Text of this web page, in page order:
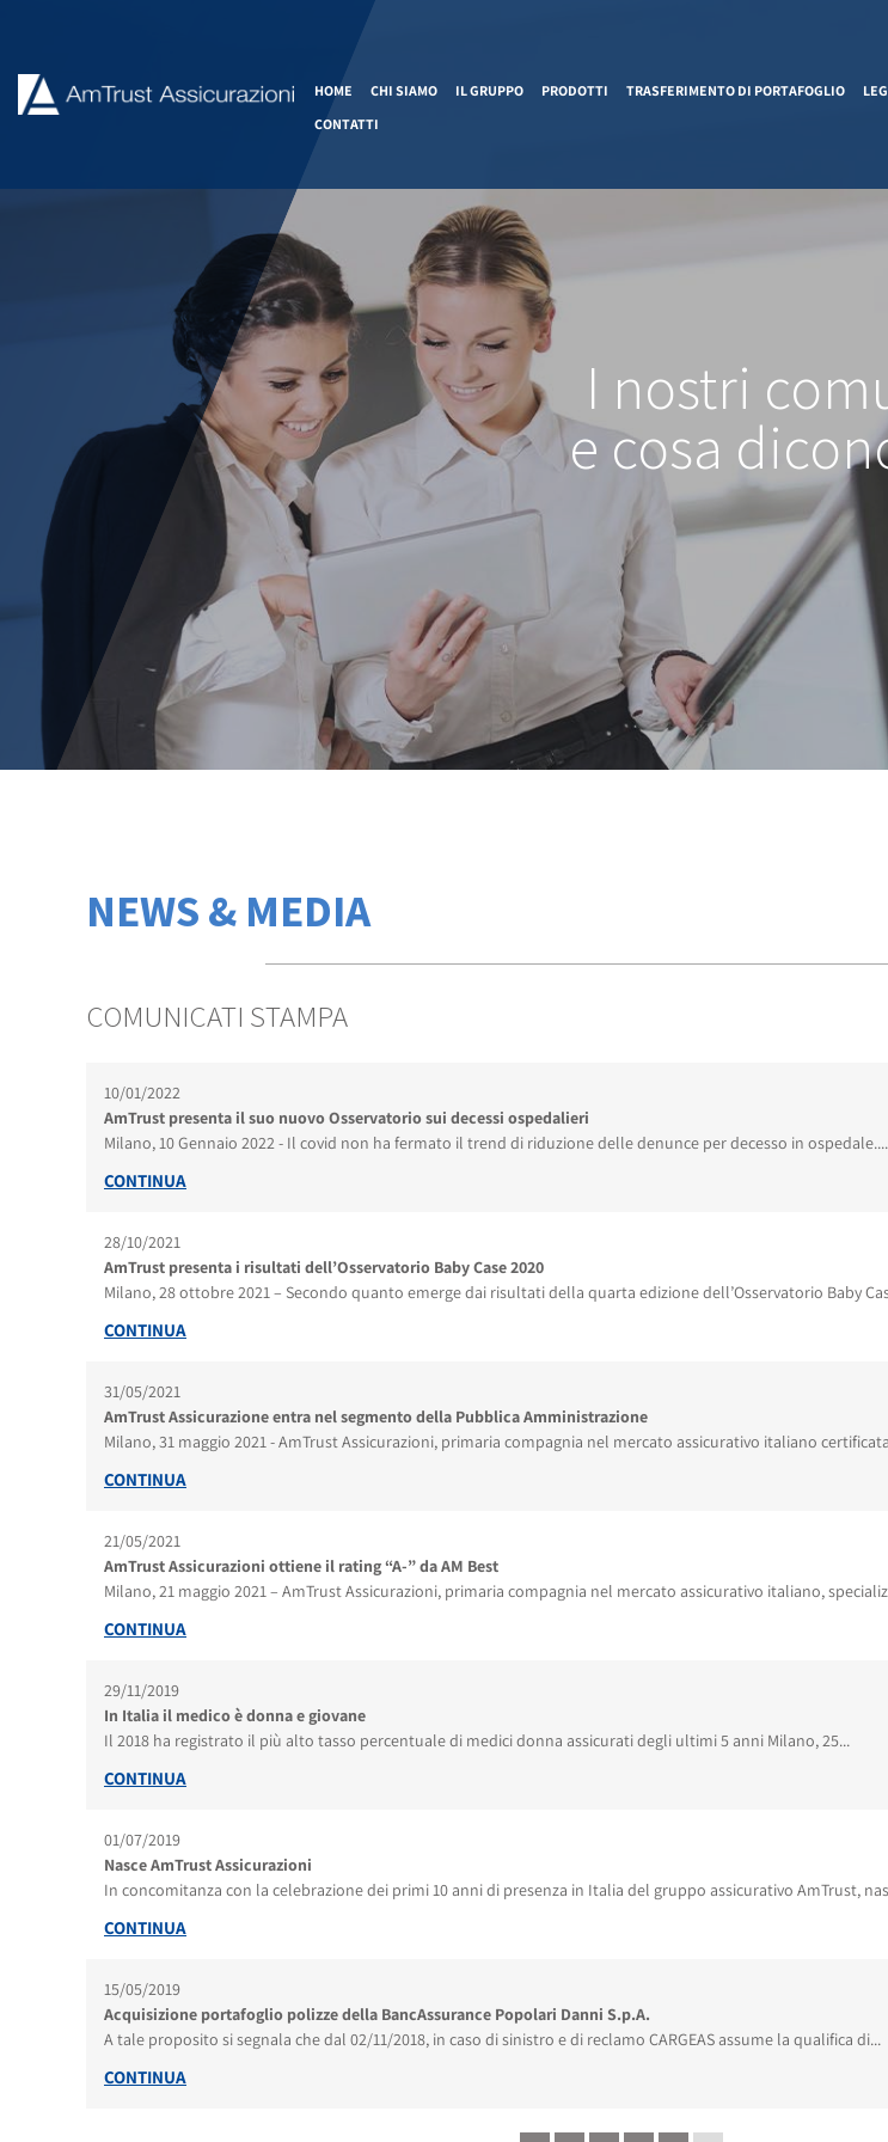
HOME CHI SIAMO IL GRUPPO PRODOTTI TRASFERIMENTO DI PORTAFOGLIO
CONTATTI
I nostri
e cosa
NEWS & MEDIA
COMUNICATI STAMPA
10/01/2022
AmTrust presenta il suo nuovo Osservatorio sui decessi ospedalieri
Milano, 10 Gennaio 2022 - Il covid non ha fermato il trend di riduzione delle denunce per decesso in ospedale....
CONTINUA
28/10/2021
AmTrust presenta i risultati dell’Osservatorio Baby Case 2020
Milano, 28 ottobre 2021 – Secondo quanto emerge dai risultati della quarta edizione dell’Osservatorio Baby
CONTINUA
31/05/2021
AmTrust Assicurazione entra nel segmento della Pubblica Amministrazione
Milano, 31 maggio 2021 - AmTrust Assicurazioni, primaria compagnia nel mercato assicurativo italiano
CONTINUA
21/05/2021
AmTrust Assicurazioni ottiene il rating “A-” da AM Best
Milano, 21 maggio 2021 – AmTrust Assicurazioni, primaria compagnia nel mercato assicurativo italiano,
CONTINUA
29/11/2019
In Italia il medico è donna e giovane
Il 2018 ha registrato il più alto tasso percentuale di medici donna assicurati degli ultimi 5 anni Milano, 25...
CONTINUA
01/07/2019
Nasce AmTrust Assicurazioni
In concomitanza con la celebrazione dei primi 10 anni di presenza in Italia del gruppo assicurativo AmTrust,
CONTINUA
15/05/2019
Acquisizione portafoglio polizze della BancAssurance Popolari Danni S.p.A.
A tale proposito si segnala che dal 02/11/2018, in caso di sinistro e di reclamo CARGEAS assume la qualifica di...
CONTINUA